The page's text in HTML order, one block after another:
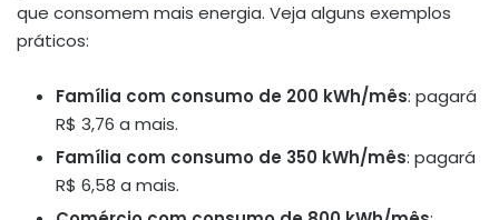
que consomem mais energia. Veja alguns exemplos
práticos:
Família com consumo de 200 kWh/mês: pagará
R$ 3,76 a mais.
Família com consumo de 350 kWh/mês: pagará
R$ 6,58 a mais.